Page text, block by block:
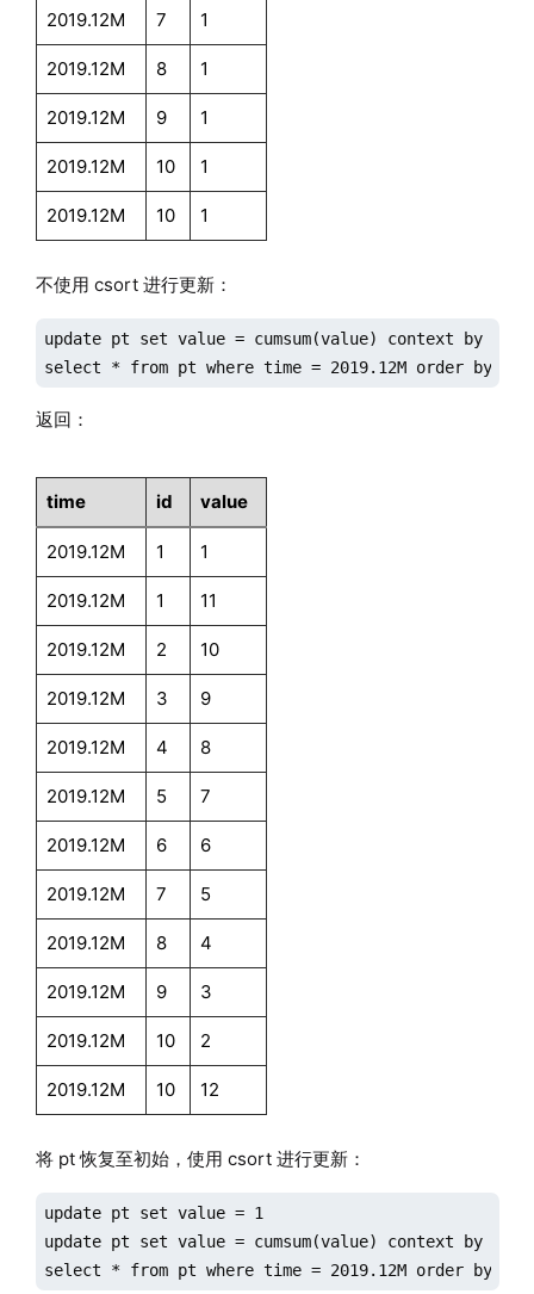
2019.12M 7 1
2019.12M 8 1
2019.12M 9 1
2019.12M 10 1
2019.12M 10 1
不使用 csort 进行更新：
update pt set value = cumsum(value) context by
select * from pt where time = 2019.12M order by
返回：
time id value
2019.12M 1 1
2019.12M 1 11
2019.12M 2 10
2019.12M 3 9
2019.12M 4 8
2019.12M 5 7
2019.12M 6 6
2019.12M 7 5
2019.12M 8 4
2019.12M 9 3
2019.12M 10 2
2019.12M 10 12
将 pt 恢复至初始，使用 csort 进行更新：
update pt set value = 1
update pt set value = cumsum(value) context by
select * from pt where time = 2019.12M order by